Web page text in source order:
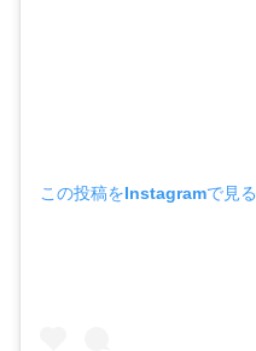
この投稿をInstagramで見る